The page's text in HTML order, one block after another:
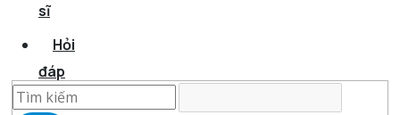
sĩ
Hỏi
đáp